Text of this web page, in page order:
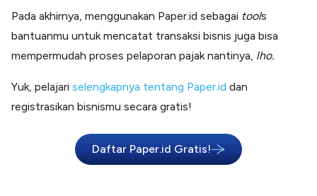
Pada akhirnya, menggunakan Paper.id sebagai tools
bantuanmu untuk mencatat transaksi bisnis juga bisa
mempermudah proses pelaporan pajak nantinya, lho.
Yuk, pelajari selengkapnya tentang Paper.id dan
registrasikan bisnismu secara gratis!
Daftar Paper.id Gratis!